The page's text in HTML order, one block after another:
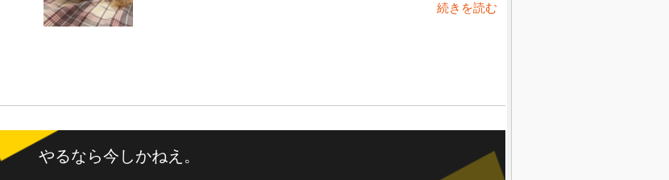
続きを読む
やるなら今しかねえ。